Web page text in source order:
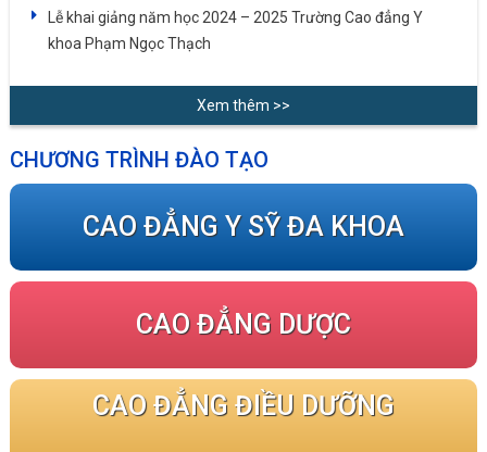
Lễ khai giảng năm học 2024 – 2025 Trường Cao đẳng Y
khoa Phạm Ngọc Thạch
Xem thêm >>
CHƯƠNG TRÌNH ĐÀO TẠO
CAO ĐẲNG Y SỸ ĐA KHOA
CAO ĐẲNG DƯỢC
CAO ĐẲNG ĐIỀU DƯỠNG